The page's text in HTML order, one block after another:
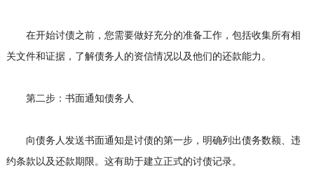
在开始讨债之前，您需要做好充分的准备工作，包括收集所有相
关文件和证据，了解债务人的资信情况以及他们的还款能力。
第二步：书面通知债务人
向债务人发送书面通知是讨债的第一步，明确列出债务数额、违
约条款以及还款期限。这有助于建立正式的讨债记录。